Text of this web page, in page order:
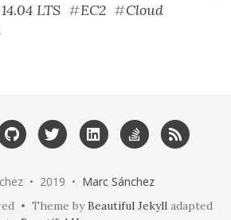
LTS #EC2 #Cloud
• 2019 • Marc Sánchez
• Theme byBeautiful Jekylladapted